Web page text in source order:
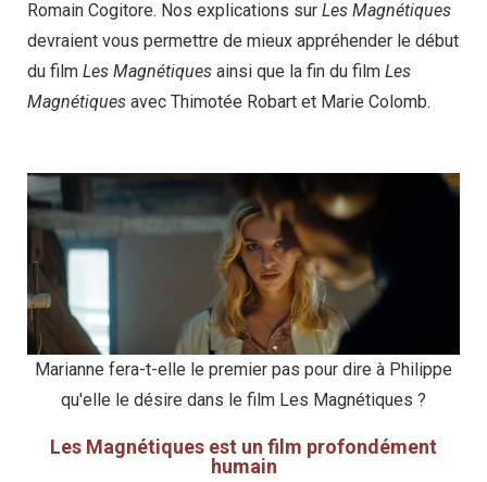
Romain Cogitore. Nos explications sur Les Magnétiques
devraient vous permettre de mieux appréhender le début
du film Les Magnétiques ainsi que la fin du film Les
Magnétiques avec Thimotée Robart et Marie Colomb.
Marianne fera-t-elle le premier pas pour dire à Philippe
qu'elle le désire dans le film Les Magnétiques ?
Les Magnétiques est un film profondément
humain